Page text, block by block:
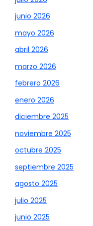
junio 2026
mayo 2026
abril 2026
marzo 2026
febrero 2026
enero 2026
diciembre 2025
noviembre 2025
octubre 2025
septiembre 2025
agosto 2025
julio 2025
junio 2025